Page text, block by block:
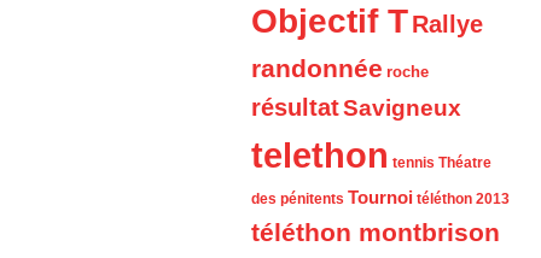
Objectif TRallye
randonnée roche
résultatSavigneux
telethon tennis Théatre
des pénitents Tournoi téléthon 2013
téléthon montbrison